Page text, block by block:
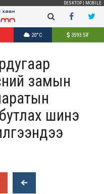
DESKTOP MOBILE
20°C 3593.5₮
замын
шинэ